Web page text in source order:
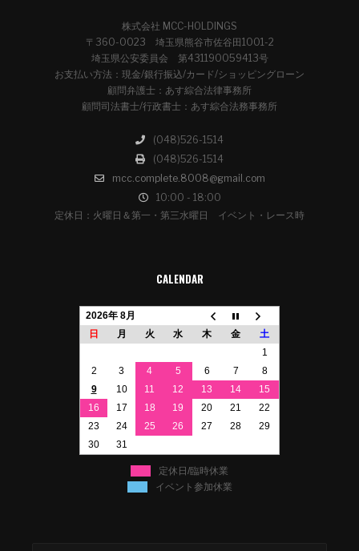
株式会社 MCC-HOLDINGS
〒360-0023 埼玉県熊谷市佐谷田1001-2
埼玉県公安委員会 第431190059413号
お支払い方法：現金/銀行振込/カード/ショッピングローン
顧問弁護士：あす綜合法律事務所
顧問司法書士/行政書士：あす綜合法務事務所
(048)526-1514
(048)526-1514
mcc.complete.8008@gmail.com
10:00 - 18:00
定休日：火曜日＆第一・第三水曜日 イベント・レース時
CALENDAR
2026年 8月
日
月 火 水 木 金
土
1
2
3 4 5 6 7
8
9
10 11 12 13 14
15
16
17 18 19 20 21
22
23
24 25 26 27 28
29
30
31
定休日/臨時休業
イベント参加休業